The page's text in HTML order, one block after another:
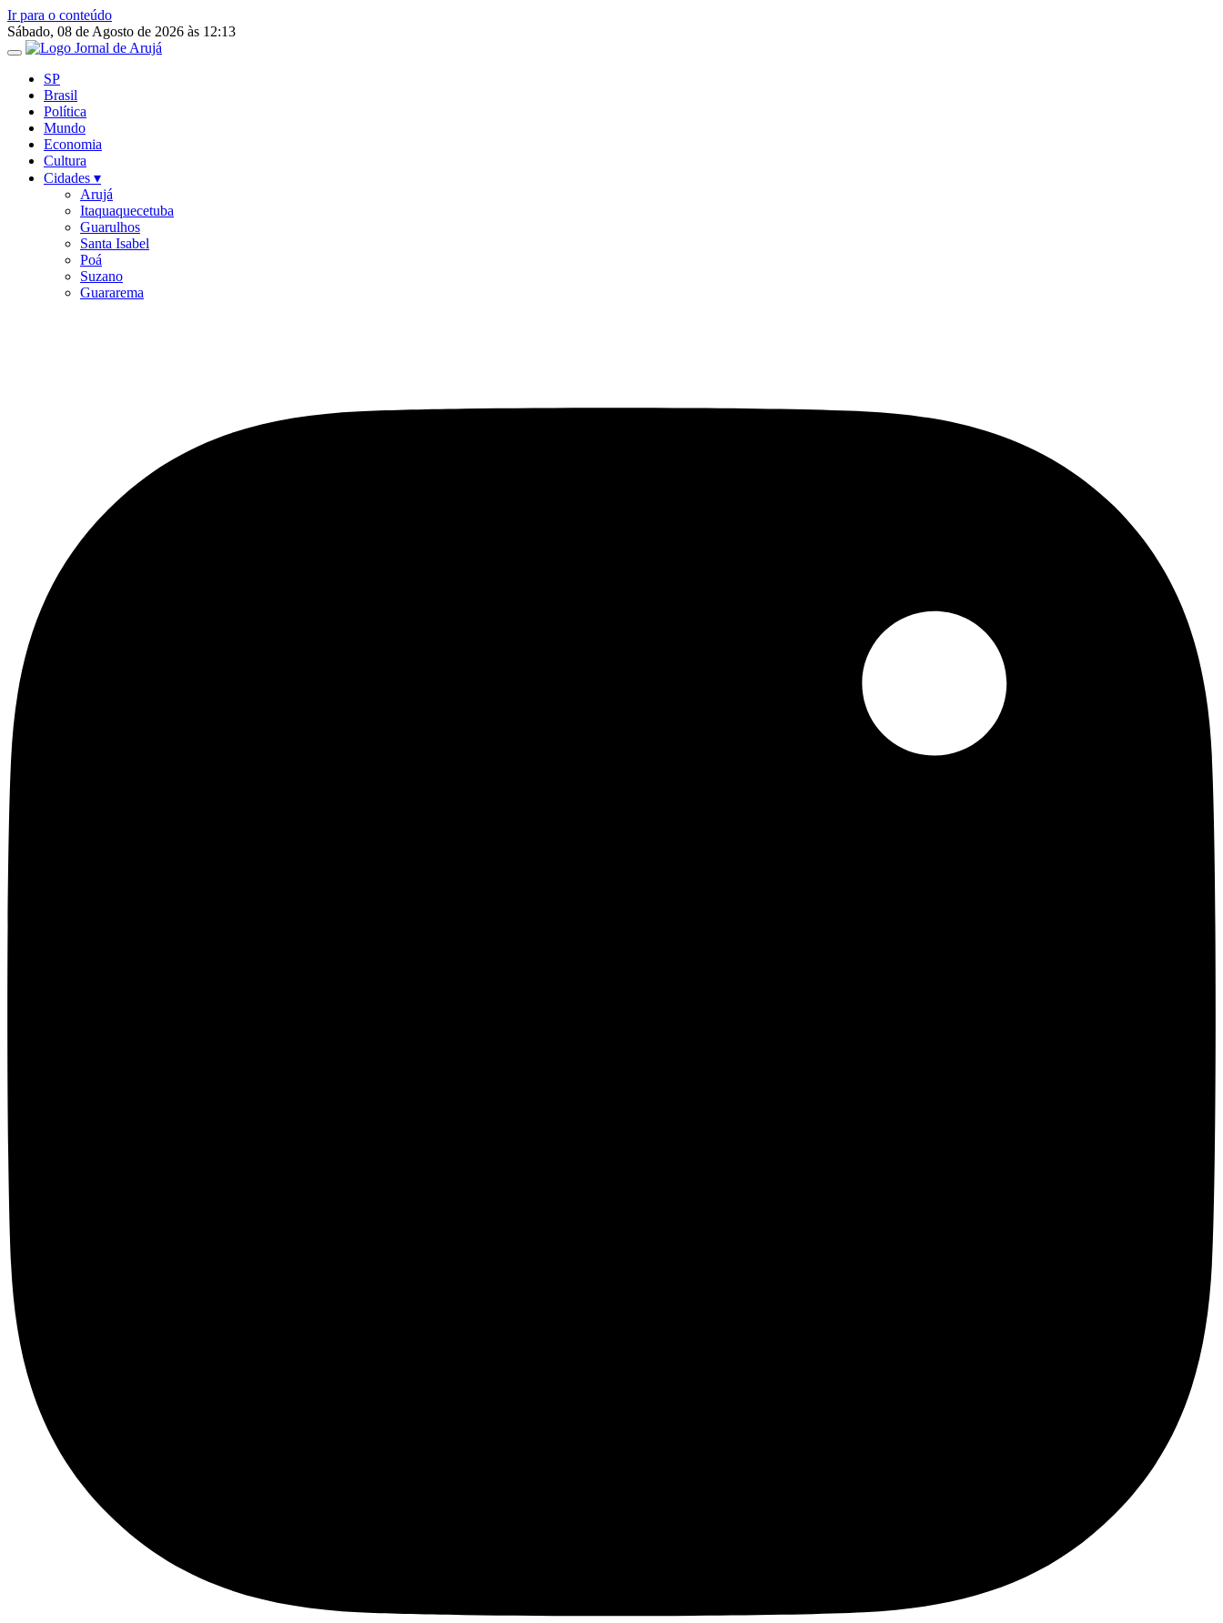
Ir para o conteúdo
Sábado, 08 de Agosto de 2026 às 12:13
SP
Brasil
Política
Mundo
Economia
Cultura
Cidades ▾
Arujá
Itaquaquecetuba
Guarulhos
Santa Isabel
Poá
Suzano
Guararema